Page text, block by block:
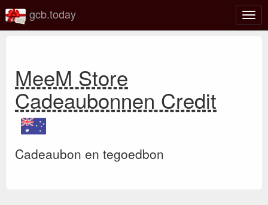
gcb.today
MeeM Store
Cadeaubonnen Credit
Cadeaubon en tegoedbon